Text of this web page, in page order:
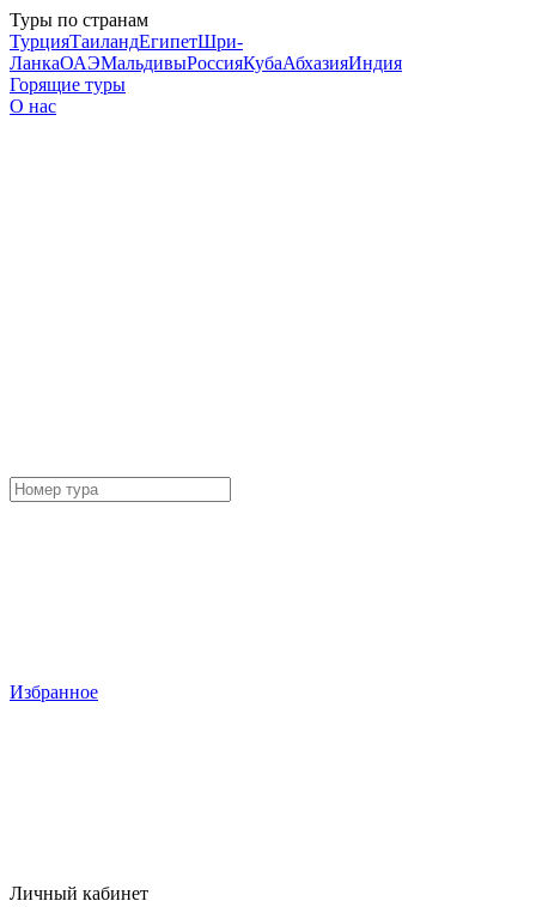
Туры по странам
ТурцияТаиландЕгипетШри-
ЛанкаОАЭМальдивыРоссияКубаАбхазияИндия
Горящие туры
О нас
Избранное
Личный кабинет